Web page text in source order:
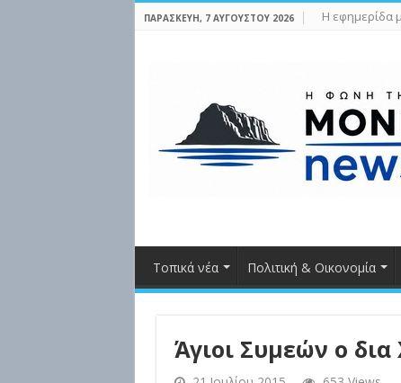
ΠΑΡΑΣΚΕΥΉ, 7 ΑΥΓΟΎΣΤΟΥ 2026 Η εφημερίδα
Τοπικά νέα Πολιτική & Οικονομία
Άγιοι Συμεών ο